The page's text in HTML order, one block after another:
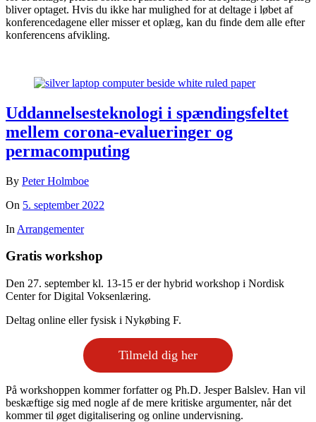
bliver optaget. Hvis du ikke har mulighed for at deltage i løbet af
konferencedagene eller misser et oplæg, kan du finde dem alle efter
konferencens afvikling.
Uddannelsesteknologi i spændingsfeltet
mellem corona-evalueringer og
permacomputing
By Peter Holmboe
On 5. september 2022
In Arrangementer
Gratis workshop
Den 27. september kl. 13-15 er der hybrid workshop i Nordisk
Center for Digital Voksenlæring.
Deltag online eller fysisk i Nykøbing F.
Tilmeld dig her
På workshoppen kommer forfatter og Ph.D. Jesper Balslev. Han vil
beskæftige sig med nogle af de mere kritiske argumenter, når det
kommer til øget digitalisering og online undervisning.